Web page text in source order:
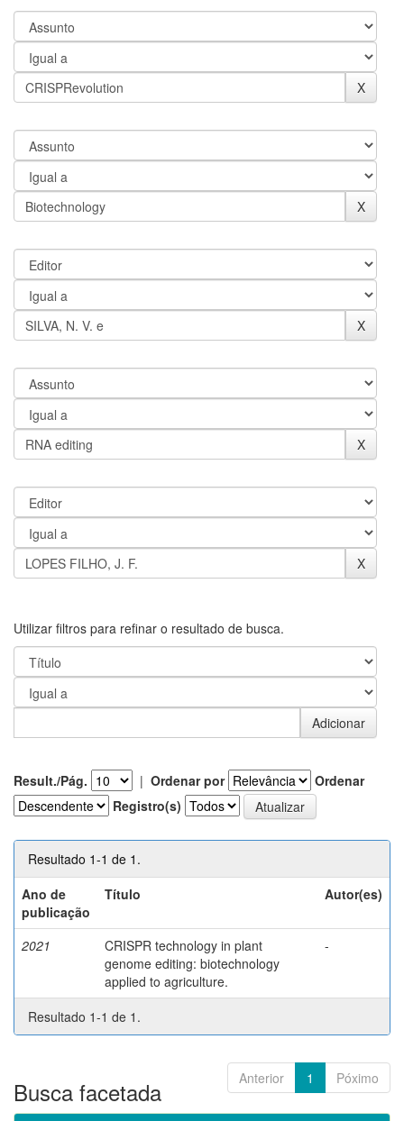
Utilizar filtros para refinar o resultado de busca.
Result./Pág. | Ordenar por
Ordenar
Registro(s)
Resultado 1-1 de 1.
Ano de
publicação
Título Autor(es)
2021
CRISPR technology in plant
genome editing: biotechnology
applied to agriculture.
-
Resultado 1-1 de 1.
Anterior 1 Póximo
Busca facetada